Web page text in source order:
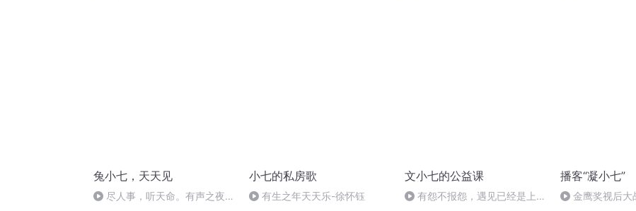
兔小七，天天见
尽人事，听天命。有声之夜，
小七的私房歌
有生之年天天乐-徐怀钰
文小七的公益课
有怨不报怨，遇见已经是上上
播客“凝小七”
金鹰奖视后大